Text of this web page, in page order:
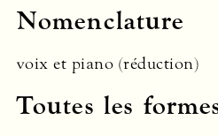
Nomenclature
voix et piano (réduction)
Toutes les